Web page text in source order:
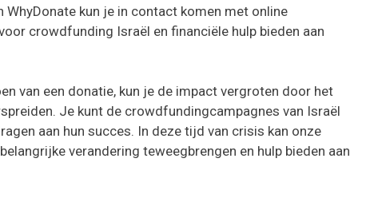
WhyDonate kun je in contact komen met online
crowdfunding Israël en financiële hulp bieden aan
van een donatie, kun je de impact vergroten door het
Je kunt de crowdfundingcampagnes van Israël
aan hun succes. In deze tijd van crisis kan onze
verandering teweegbrengen en hulp bieden aan